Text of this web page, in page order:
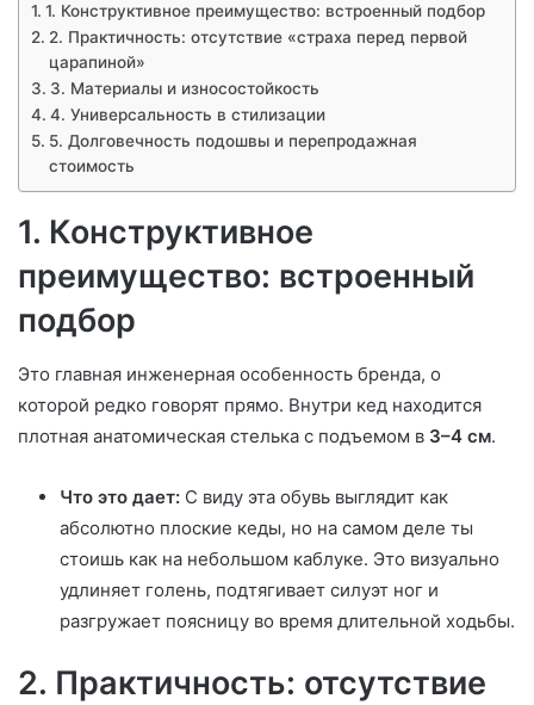
1. Конструктивное преимущество: встроенный подбор
2. Практичность: отсутствие «страха перед первой
царапиной»
3. Материалы и износостойкость
4. Универсальность в стилизации
5. Долговечность подошвы и перепродажная
стоимость
1. Конструктивное
преимущество: встроенный
подбор
Это главная инженерная особенность бренда, о
которой редко говорят прямо. Внутри кед находится
плотная анатомическая стелька с подъемом в 3–4 см.
Что это дает: С виду эта обувь выглядит как
абсолютно плоские кеды, но на самом деле ты
стоишь как на небольшом каблуке. Это визуально
удлиняет голень, подтягивает силуэт ног и
разгружает поясницу во время длительной ходьбы.
2. Практичность: отсутствие